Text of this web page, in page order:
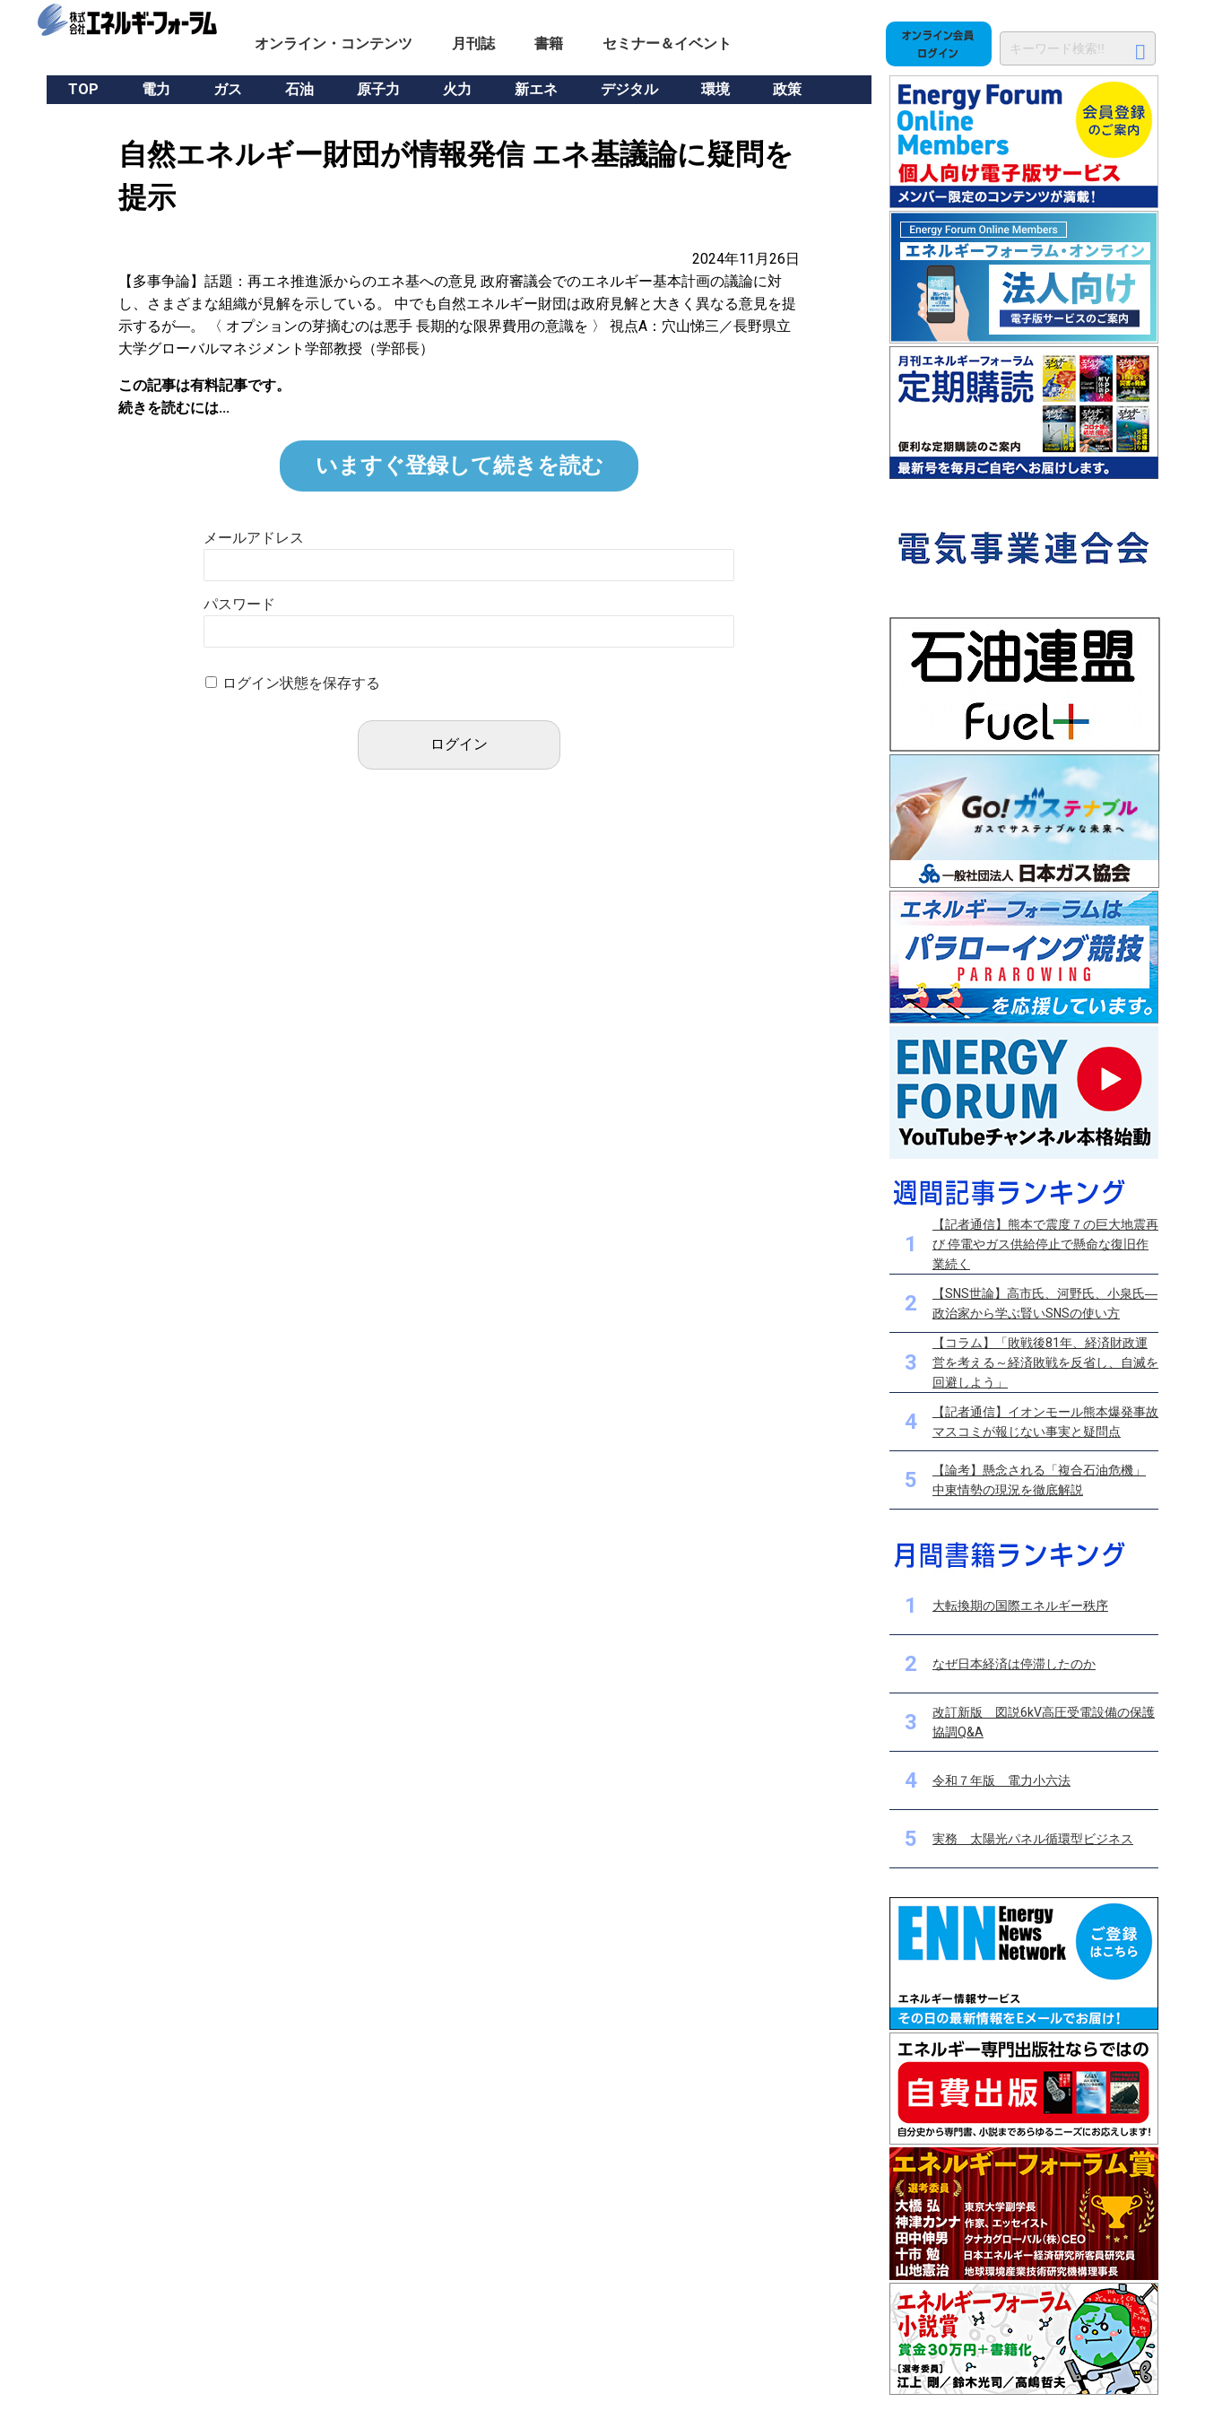
オンライン・コンテンツ 月刊誌 書籍 セミナー＆イベント
TOP 電力 ガス 石油 原子力 火力 新エネ デジタル 環境 政策
自然エネルギー財団が情報発信 エネ基議論に疑問を
提示
2024年11月26日
【多事争論】話題：再エネ推進派からのエネ基への意見 政府審議会でのエネルギー基本計画の議論に対
し、さまざまな組織が見解を示している。 中でも自然エネルギー財団は政府見解と大きく異なる意見を提
示するが―。 〈 オプションの芽摘むのは悪手 長期的な限界費用の意識を 〉 視点A：穴山悌三／長野県立
大学グローバルマネジメント学部教授（学部長）
この記事は有料記事です。
続きを読むには...
いますぐ登録して続きを読む
メールアドレス
パスワード
ログイン状態を保存する
1
【記者通信】熊本で震度７の巨大地震再
び 停電やガス供給停止で懸命な復旧作
業続く
2
【SNS世論】高市氏、河野氏、小泉氏―
政治家から学ぶ賢いSNSの使い方
3
【コラム】「敗戦後81年、経済財政運
営を考える～経済敗戦を反省し、自滅を
回避しよう」
4
【記者通信】イオンモール熊本爆発事故
マスコミが報じない事実と疑問点
5
【論考】懸念される「複合石油危機」
中東情勢の現況を徹底解説
1 大転換期の国際エネルギー秩序
2 なぜ日本経済は停滞したのか
3
改訂新版 図説6kV高圧受電設備の保護
協調Q&A
4 令和７年版 電力小六法
5 実務 太陽光パネル循環型ビジネス